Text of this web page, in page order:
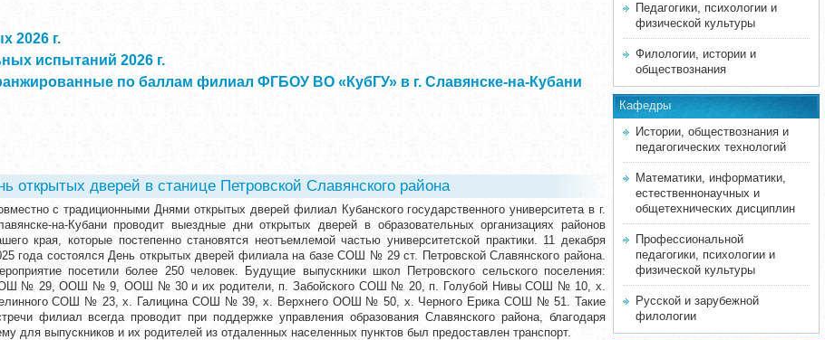
2026 г.
испытаний 2026 г.
по баллам филиал ФГБОУ ВО «КубГУ» в г. Славянске-на-Кубани
открытых дверей в станице Петровской Славянского района
с традиционными Днями открытых дверей филиал Кубанского государственного университета в г.
на-Кубани проводит выездные дни открытых дверей в образовательных организациях районов
края, которые постепенно становятся неотъемлемой частью университетской практики. 11 декабря
года состоялся День открытых дверей филиала на базе СОШ № 29 ст. Петровской Славянского района.
посетили более 250 человек. Будущие выпускники школ Петровского сельского поселения:
№ 29, ООШ № 9, ООШ № 30 и их родители, п. Забойского СОШ № 20, п. Голубой Нивы СОШ № 10, х.
СОШ № 23, х. Галицина СОШ № 39, х. Верхнего ООШ № 50, х. Черного Ерика СОШ № 51. Такие
филиал всегда проводит при поддержке управления образования Славянского района, благодаря
для выпускников и их родителей из отдаленных населенных пунктов был предоставлен транспорт.
Педагогики, психологии и
физической культуры
Филологии, истории и
обществознания
Кафедры
Истории, обществознания и
педагогических технологий
Математики, информатики,
естественнонаучных и
общетехнических дисциплин
Профессиональной
педагогики, психологии и
физической культуры
Русской и зарубежной
филологии